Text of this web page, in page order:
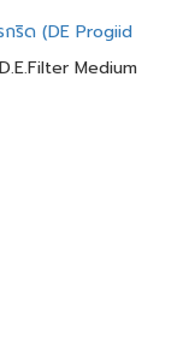
ริด (DE Progiid
Medium